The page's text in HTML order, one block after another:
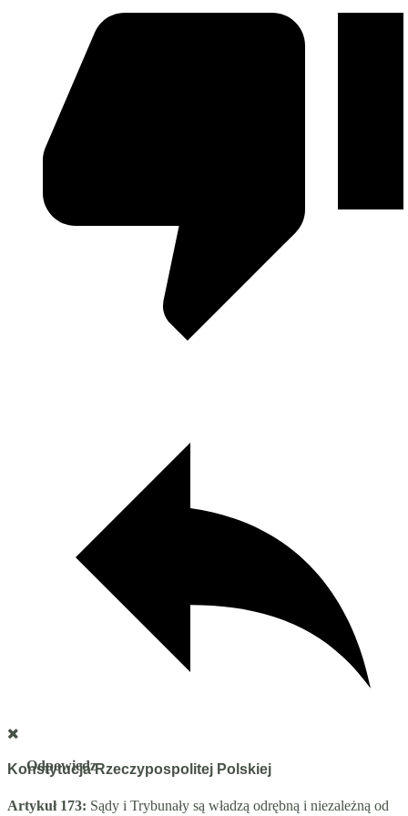
Odpowiedz
Konstytucja Rzeczypospolitej Polskiej
Artykuł 173: Sądy i Trybunały są władzą odrębną i niezależną od